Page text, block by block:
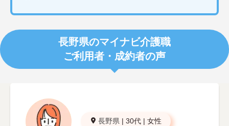
長野県のマイナビ介護職
ご利用者・成約者の声
長野県 | 30代 | 女性